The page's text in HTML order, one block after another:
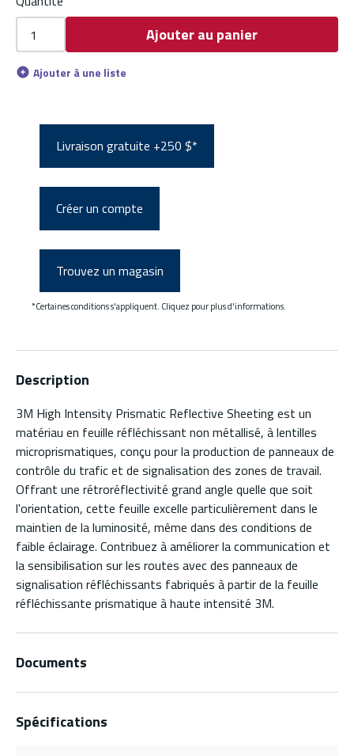
Ajouter au panier
Ajouter à une liste
Livraison gratuite +250 $*
Créer un compte
Trouvez un magasin
*Certaines conditions s'appliquent. Cliquez pour plus d'informations.
Description
3M High Intensity Prismatic Reflective Sheeting est un
matériau en feuille réfléchissant non métallisé, à lentilles
microprismatiques, conçu pour la production de panneaux de
contrôle du trafic et de signalisation des zones de travail.
Offrant une rétroréflectivité grand angle quelle que soit
l'orientation, cette feuille excelle particulièrement dans le
maintien de la luminosité, même dans des conditions de
faible éclairage. Contribuez à améliorer la communication et
la sensibilisation sur les routes avec des panneaux de
signalisation réfléchissants fabriqués à partir de la feuille
réfléchissante prismatique à haute intensité 3M.
Documents
Spécifications